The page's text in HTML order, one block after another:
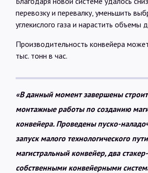
перевозку и перевалку, уменьшить
углекислого газа и нарастить объемы
Производительность конвейера
тыс. тонн в час.
«В данный момент завершены
монтажные работы по созданию
конвейера. Проведены пуско-
запуск малого технологического
магистральный конвейер, два
собственными конвейерными